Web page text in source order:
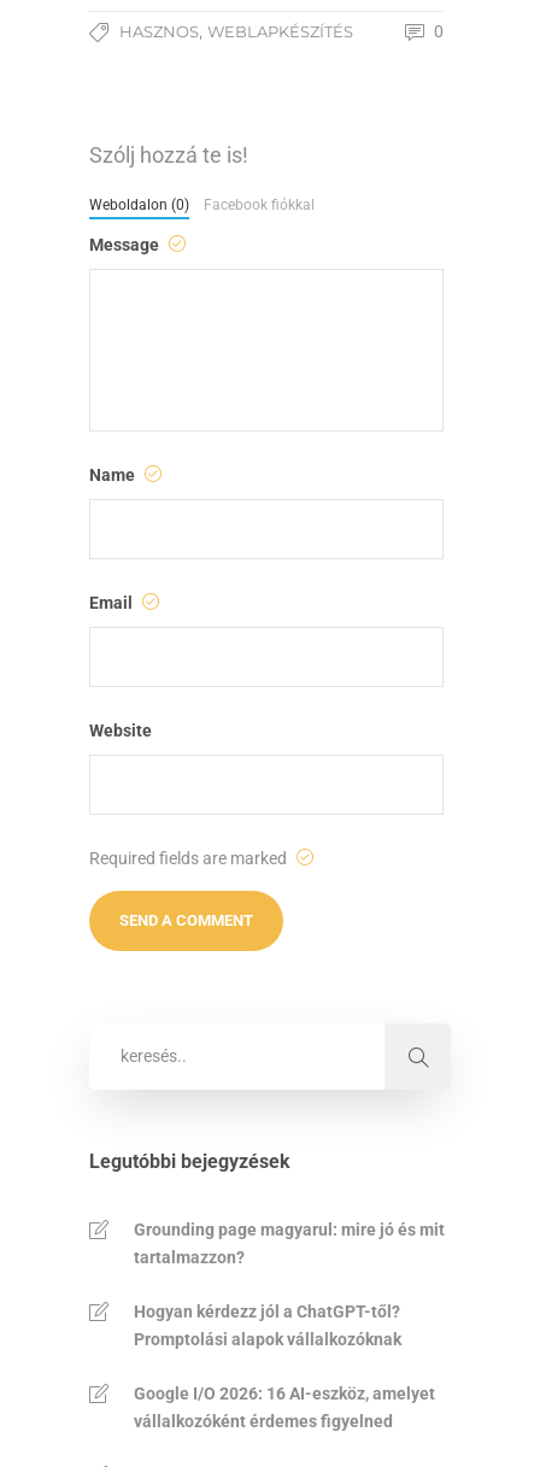
HASZNOS, WEBLAPKÉSZÍTÉS 0
Szólj hozzá te is!
Weboldalon (0) Facebook fiókkal
Message
Name
Email
Website
Required fields are marked
Legutóbbi bejegyzések
Grounding page magyarul: mire jó és mit
tartalmazzon?
Hogyan kérdezz jól a ChatGPT-től?
Promptolási alapok vállalkozóknak
Google I/O 2026: 16 AI-eszköz, amelyet
vállalkozóként érdemes figyelned